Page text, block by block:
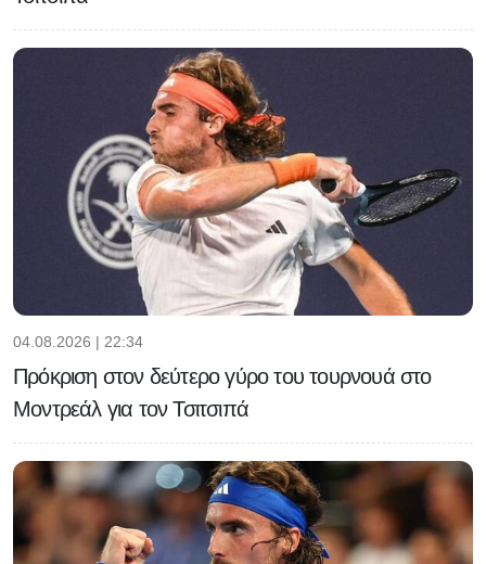
04.08.2026 | 22:34
Πρόκριση στον δεύτερο γύρο του τουρνουά στο
Μοντρεάλ για τον Τσιτσιπά